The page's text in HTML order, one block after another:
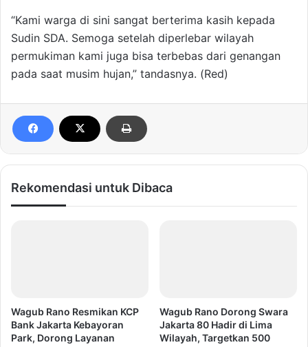
“Kami warga di sini sangat berterima kasih kepada
Sudin SDA. Semoga setelah diperlebar wilayah
permukiman kami juga bisa terbebas dari genangan
pada saat musim hujan,” tandasnya. (Red)
Rekomendasi untuk Dibaca
Wagub Rano Resmikan KCP
Bank Jakarta Kebayoran
Park, Dorong Layanan
Wagub Rano Dorong Swara
Jakarta 80 Hadir di Lima
Wilayah, Targetkan 500